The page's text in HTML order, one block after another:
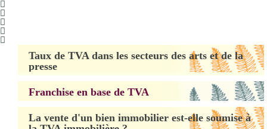
Taux de TVA dans les secteurs des arts et de la
presse
Franchise en base de TVA
La vente d'un bien immobilier est-elle soumise à